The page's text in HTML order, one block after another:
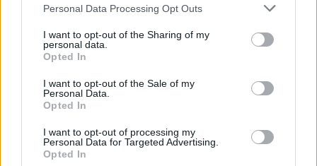
Personal Data Processing Opt Outs
I want to opt-out of the Sharing of my
personal data.
Opted In
I want to opt-out of the Sale of my
Personal Data.
Opted In
I want to opt-out of processing my
Personal Data for Targeted Advertising.
Opted In
letniego(dziewczynka)hypertrychoza :(
pokryta meszkiem na plecach, ręcach, nogach włoski
miała os urodzenia ale króciótkie a teraz niektóre mają
Reklama: